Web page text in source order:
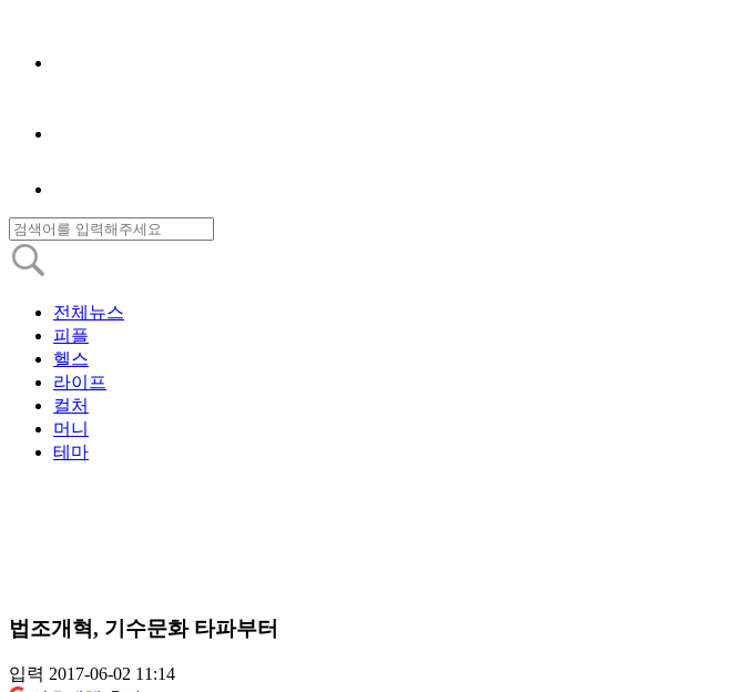
전체뉴스
피플
헬스
라이프
컬처
머니
테마
법조개혁, 기수문화 타파부터
입력 2017-06-02 11:14